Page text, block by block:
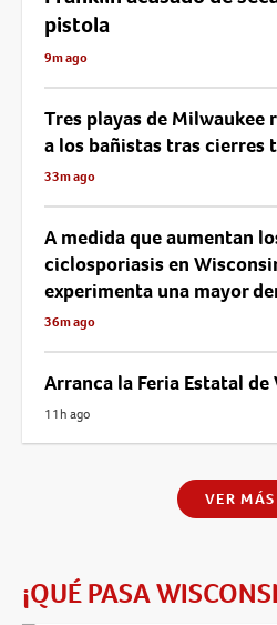
pistola
9m ago
Tres playas de Milwaukee
a los bañistas tras cierres
33m ago
A medida que aumentan
ciclosporiasis en
experimenta una mayor
36m ago
Arranca la Feria Estatal de
11h ago
VER MÁS
¡QUÉ PASA